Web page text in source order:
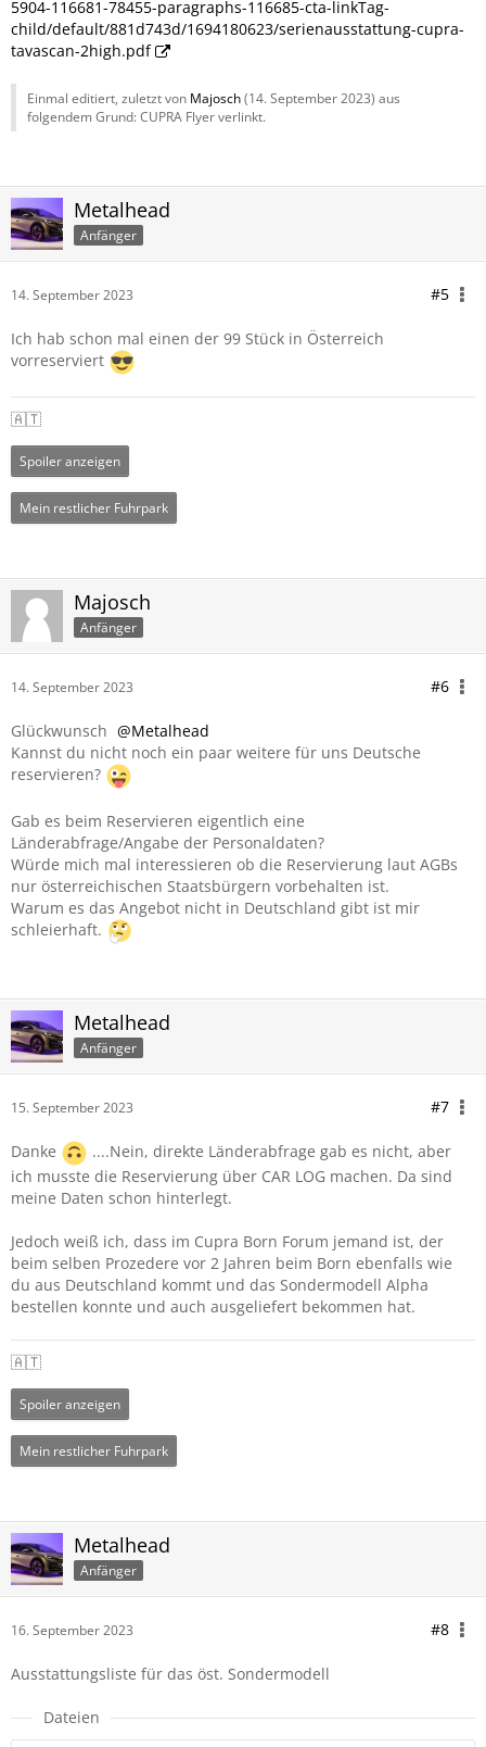
5904-116681-78455-paragraphs-116685-cta-linkTag-
child/default/881d743d/1694180623/serienausstattung-cupra-
tavascan-2high.pdf
Einmal editiert, zuletzt von Majosch(14. September 2023) aus
folgendem Grund: CUPRA Flyer verlinkt.
Metalhead
Anfänger
14. September 2023 #5
Ich hab schon mal einen der 99 Stück in Österreich
vorreserviert
🇦🇹
Spoiler anzeigen
Mein restlicher Fuhrpark
Majosch
Anfänger
14. September 2023 #6
Glückwunsch
Metalhead
Kannst du nicht noch ein paar weitere für uns Deutsche
reservieren?
Gab es beim Reservieren eigentlich eine
Länderabfrage/Angabe der Personaldaten?
Würde mich mal interessieren ob die Reservierung laut AGBs
nur österreichischen Staatsbürgern vorbehalten ist.
Warum es das Angebot nicht in Deutschland gibt ist mir
schleierhaft.
Metalhead
Anfänger
15. September 2023 #7
Danke
....Nein, direkte Länderabfrage gab es nicht, aber
ich musste die Reservierung über CAR LOG machen. Da sind
meine Daten schon hinterlegt.
Jedoch weiß ich, dass im Cupra Born Forum jemand ist, der
beim selben Prozedere vor 2 Jahren beim Born ebenfalls wie
du aus Deutschland kommt und das Sondermodell Alpha
bestellen konnte und auch ausgeliefert bekommen hat.
🇦🇹
Spoiler anzeigen
Mein restlicher Fuhrpark
Metalhead
Anfänger
16. September 2023 #8
Ausstattungsliste für das öst. Sondermodell
Dateien